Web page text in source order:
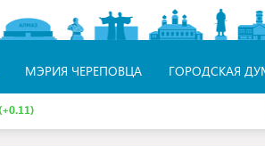
МЭРИЯ ЧЕРЕПОВЦА ГОРОДСКАЯ